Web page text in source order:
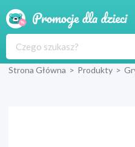
Strona Główna > Produkty >